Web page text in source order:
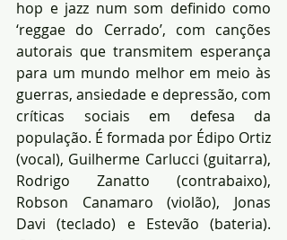
hop e jazz num som definido como
‘reggae do Cerrado’, com canções
autorais que transmitem esperança
para um mundo melhor em meio às
guerras, ansiedade e depressão, com
críticas sociais em defesa da
população. É formada por Édipo Ortiz
(vocal), Guilherme Carlucci (guitarra),
Rodrigo Zanatto (contrabaixo),
Robson Canamaro (violão), Jonas
Davi (teclado) e Estevão (bateria).